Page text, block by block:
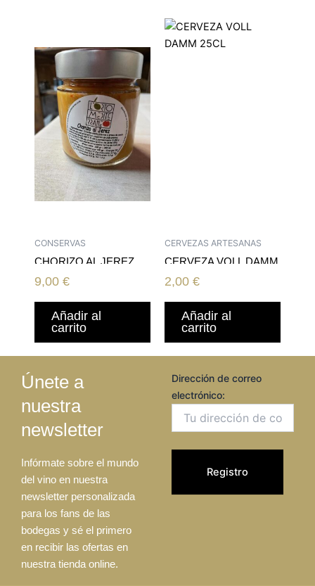
CONSERVAS
CHORIZO AL JEREZ
250ML
9,00€
Añadir al
carrito
CERVEZAS ARTESANAS
CERVEZA VOLL DAMM
25CL
2,00 €
Añadir al
carrito
Únete a
nuestra
newsletter
Infórmate sobre el mundo
del vino en nuestra
newsletter personalizada
para los fans de las
bodegas y sé el primero
en recibir las ofertas en
nuestra tienda online.
Dirección de correo
electrónico: